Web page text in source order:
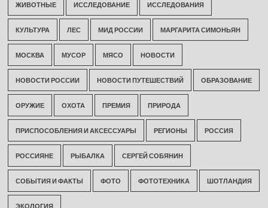
ЖИВОТНЫЕ ИССЛЕДОВАНИЕ ИССЛЕДОВАНИЯ
КУЛЬТУРА ЛЕС МИД РОССИИ МАРГАРИТА СИМОНЬЯН
МОСКВА МУСОР МЯСО НОВОСТИ
НОВОСТИ РОССИИ НОВОСТИ ПУТЕШЕСТВИЙ ОБРАЗОВАНИЕ
ОРУЖИЕ ОХОТА ПРЕМИЯ ПРИРОДА
ПРИСПОСОБЛЕНИЯ И АКСЕССУАРЫ РЕГИОНЫ РОССИЯ
РОССИЯНЕ РЫБАЛКА СЕРГЕЙ СОБЯНИН
СОБЫТИЯ И ФАКТЫ ФОТО ФОТОТЕХНИКА ШОТЛАНДИЯ
ЭКОЛОГИЯ